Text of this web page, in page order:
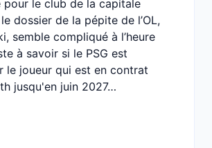
pour le club de la capitale
dossier de la pépite de l’OL,
semble compliqué à l’heure
à savoir si le PSG est
le joueur qui est en contrat
jusqu'en juin 2027…